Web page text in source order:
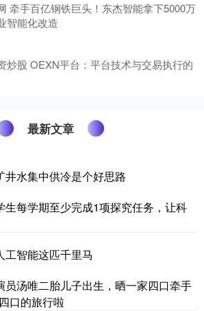
牵手百亿钢铁巨头！东杰智能拿下5000万
智能化改造
炒股 OEXN平台：平台技术与交易执行的
最新文章
井水集中供冷是个好思路
生每学期至少完成1项探究任务，让科
工智能这匹千里马
员汤唯二胎儿子出生，晒一家四口牵手
口的旅行啦